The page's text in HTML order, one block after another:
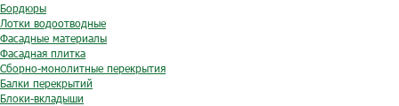
Бордюры
Лотки водоотводные
Фасадные материалы
Фасадная плитка
Сборно-монолитные перекрытия
Балки перекрытий
Блоки-вкладыши